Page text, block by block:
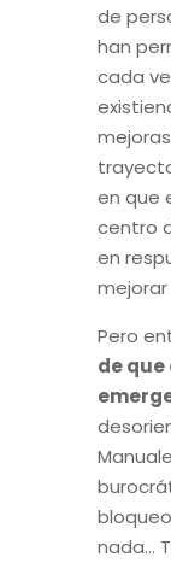
de
han
cada
en que
centro
en
Pero
de que
nada…